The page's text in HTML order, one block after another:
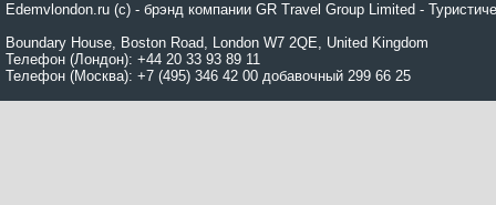
Edemvlondon.ru (c) - брэнд компании GR Travel Group Limited -
Boundary House, Boston Road, London W7 2QE, United Kingdom
Телефон (Лондон): +44 20 33 93 89 11
Телефон (Москва): +7 (495) 346 42 00 добавочный 299 66 25